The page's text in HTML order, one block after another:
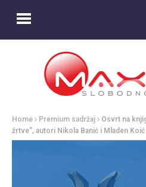
Home Premium sadržaj
Osvrt na
žrtve”, autori Nikola Banić i Mladen Koić